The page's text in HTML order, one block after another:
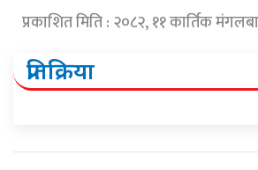
प्रकाशित मिति : २०८२, ११ कार्तिक
प्रतिक्रिया